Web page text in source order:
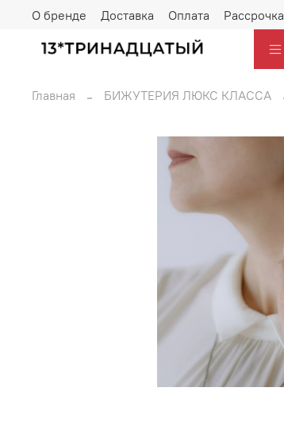
О бренде Доставка Оплата Рассрочка
Главная БИЖУТЕРИЯ ЛЮКС КЛАССА